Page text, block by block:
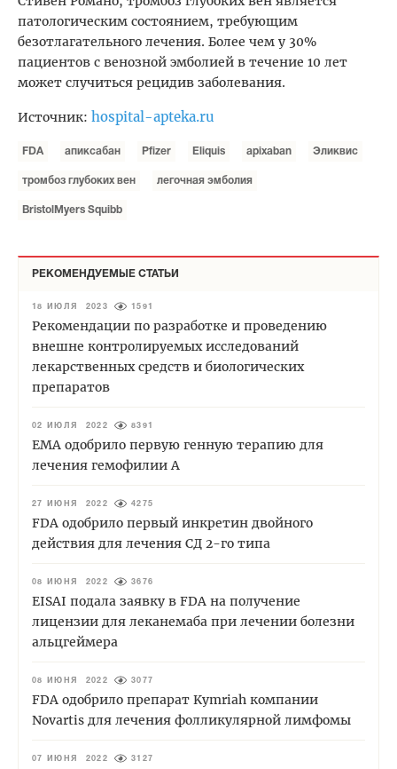
патологическим состоянием, требующим
безотлагательного лечения. Более чем у 30%
пациентов с венозной эмболией в течение 10 лет
может случиться рецидив заболевания.
Источник: hospital-apteka.ru
FDA апиксабан Pfizer Eliquis apixaban Эликвис
тромбоз глубоких вен легочная эмболия
BristolMyers Squibb
РЕКОМЕНДУЕМЫЕ СТАТЬИ
18 ИЮЛЯ 2023 1591
Рекомендации по разработке и проведению
внешне контролируемых исследований
лекарственных средств и биологических
препаратов
02 ИЮЛЯ 2022 8391
EMA одобрило первую генную терапию для
лечения гемофилии А
27 ИЮНЯ 2022 4275
FDA одобрило первый инкретин двойного
действия для лечения СД 2-го типа
08 ИЮНЯ 2022 3676
EISAI подала заявку в FDA на получение
лицензии для леканемаба при лечении болезни
альцгеймера
08 ИЮНЯ 2022 3077
FDA одобрило препарат Kymriah компании
Novartis для лечения фолликулярной лимфомы
07 ИЮНЯ 2022 3127